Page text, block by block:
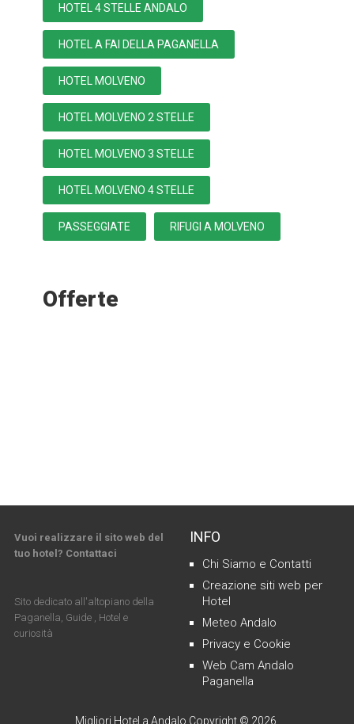
HOTEL 4 STELLE ANDALO
HOTEL A FAI DELLA PAGANELLA
HOTEL MOLVENO
HOTEL MOLVENO 2 STELLE
HOTEL MOLVENO 3 STELLE
HOTEL MOLVENO 4 STELLE
PASSEGGIATE RIFUGI A MOLVENO
Offerte
Vuoi realizzare il sito web del
tuo hotel? Contattaci
Sito dedicato all'altopiano della
Paganella, Guide , Hotel e
curiosità
INFO
Chi Siamo e Contatti
Creazione siti web per
Hotel
Meteo Andalo
Privacy e Cookie
Web Cam Andalo
Paganella
Migliori Hotel a Andalo Copyright © 2026.